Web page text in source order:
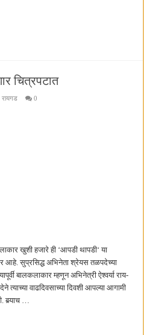
चित्रपटात
रायगड 0
खुशी हजारे ही ‘आपडी थापडी‘ या
आहे. सुप्रसिद्ध अभिनेता श्रेयस तळपदेच्या
बालकलाकार म्हणून अभिनेत्री ऐश्वर्या राय-
वाढदिवसाच्या दिवशी आपल्या आगामी
बर्‍याच …